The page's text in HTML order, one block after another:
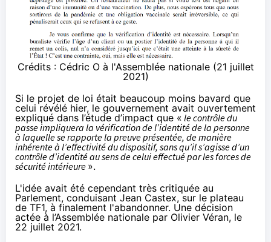
Crédits : Cédric O à l'Assemblée nationale (21 juillet
2021)
Si le projet de loi était beaucoup moins bavard que
celui révélé hier, le gouvernement avait ouvertement
expliqué dans l’étude d’impact que « le contrôle du
passe impliquera la vérification de l’identité de la personne
à laquelle se rapporte la preuve présentée, de manière
inhérente à l’effectivité du dispositif, sans qu’il s’agisse d’un
contrôle d’identité au sens de celui effectué par les forces de
sécurité intérieure ».
L'idée avait été cependant très critiquée au
Parlement, conduisant Jean Castex, sur le plateau
de TF1, à finalement l'abandonner. Une décision
actée à l’Assemblée nationale par Olivier Véran, le
22 juillet 2021.